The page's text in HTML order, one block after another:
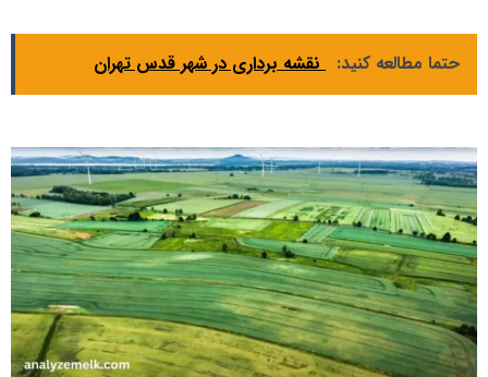
حتما مطالعه کنید: نقشه برداری در شهر قدس تهران